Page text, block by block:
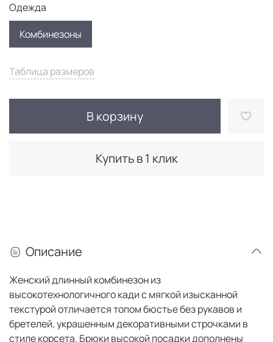
Таблица размеров
В корзину
Купить в 1 клик
Одежда
Комбинезоны
Описание
Женский длинный комбинезон из
высокотехнологичного кади с мягкой изысканной
текстурой отличается топом бюстье без рукавов и
бретелей, украшенным декоративными строчками в
стиле корсета. Брюки высокой посадки дополнены